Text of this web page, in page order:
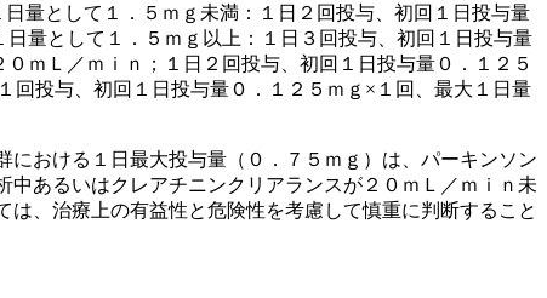
量として１．５ｍｇ未満：１日２回投与、初回１日投与量
量として１．５ｍｇ以上：１日３回投与、初回１日投与量
ｍＬ／ｍｉｎ；１日２回投与、初回１日投与量０．１２５
回投与、初回１日投与量０．１２５ｍｇ×１回、最大１日量
おける１日最大投与量（０．７５ｍｇ）は、パーキンソン
あるいはクレアチニンクリアランスが２０ｍＬ／ｍｉｎ未
、治療上の有益性と危険性を考慮して慎重に判断すること